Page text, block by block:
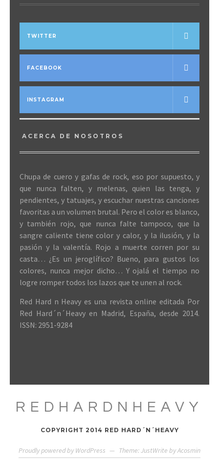
TWITTER
FACEBOOK
INSTAGRAM
ACERCA DE NOSOTROS
Chupa de cuero y gafas de rock, eso por supuesto, y
que nunca falten, y melenas, quien las tenga, y
pendientes, y tatuajes, y escuchar nuestras canciones
favoritas a un volumen brutal. Pero el color es blanco,
y también rojo, que nunca falte tampoco, que la
sangre caliente tiene color y calor, y la ilusión, y la
pasión y la valentía. Rojo a muerte corren por su
casta… ¿Es un jeroglífico? Bueno, para gustos los
colores, nunca mejor dicho… Y ojalá el tiempo no
logre romper todos los lazos que te unen al rock.
Red Hard n Heavy es una revista online editada Por
Red Hard´n´Heavy en Madrid, España, desde 2014.
ISSN: 2951-9284
REDHARDNHEAVY
COPYRIGHT 2014 RED HARD´N´HEAVY
Proudly powered by WordPress — Theme: JustWrite byAcosmin